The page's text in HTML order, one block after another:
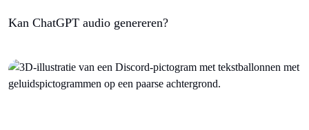
Kan ChatGPT audio genereren?